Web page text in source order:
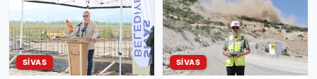
SIVAS SIVAS